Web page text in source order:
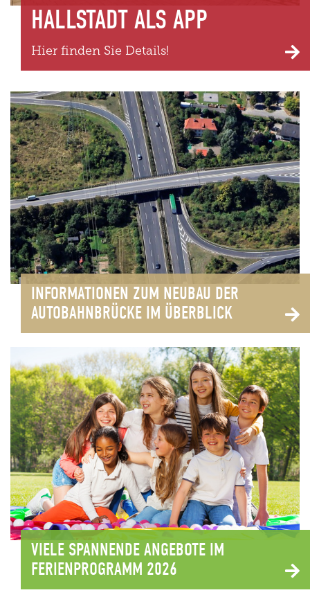
HALLSTADT ALS APP
Hier finden Sie Details!
INFORMATIONEN ZUM NEUBAU DER
AUTOBAHNBRÜCKE IM ÜBERBLICK
VIELE SPANNENDE ANGEBOTE IM
FERIENPROGRAMM 2026